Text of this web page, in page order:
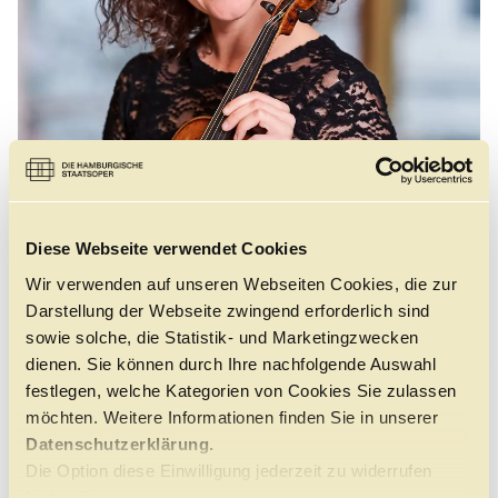
Diese Webseite verwendet Cookies
Wir verwenden auf unseren Webseiten Cookies, die zur
Darstellung der Webseite zwingend erforderlich sind
sowie solche, die Statistik- und Marketingzwecken
dienen. Sie können durch Ihre nachfolgende Auswahl
festlegen, welche Kategorien von Cookies Sie zulassen
möchten. Weitere Informationen finden Sie in unserer
Datenschutzerklärung.
Die Option diese Einwilligung jederzeit zu widerrufen
Führungen Jobs Kontakt
Daria Pujanek, geboren in Posen, studierte an der I.J.